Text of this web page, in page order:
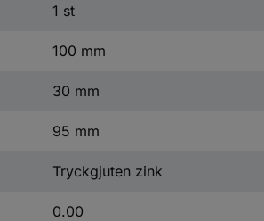
1 st
100 mm
30 mm
95 mm
Tryckgjuten zink
0.00